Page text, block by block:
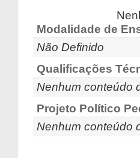
Modalidade de
Não Definido
Qualificações
Nenhum conteúdo
Projeto Político
Nenhum conteúdo